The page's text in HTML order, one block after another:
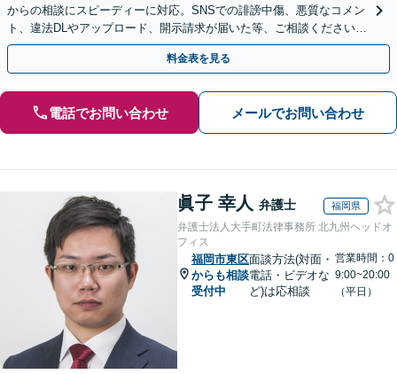
からの相談にスピーディーに対応。SNSでの誹謗中傷、悪質なコメン
ト、違法DLやアップロード、開示請求が届いた等、ご相談ください
【WEB面談OK&解決実績豊富】【千葉中央駅4分】
料金表を見る
電話でお問い合わせ メールでお問い合わせ
眞子 幸人 弁護士 福岡県
弁護士法人大手町法律事務所 北九州ヘッドオ
フィス
福岡市東区
からも相談
受付中
面談方法(対面・
電話・ビデオな
ど)は応相談
営業時間：0
9:00~20:00
（平日）